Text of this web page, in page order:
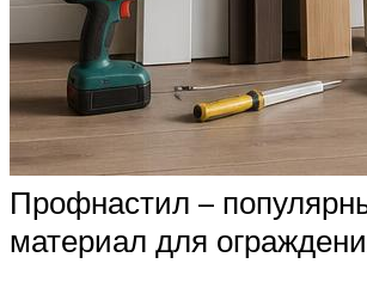
Профнастил –
материал для